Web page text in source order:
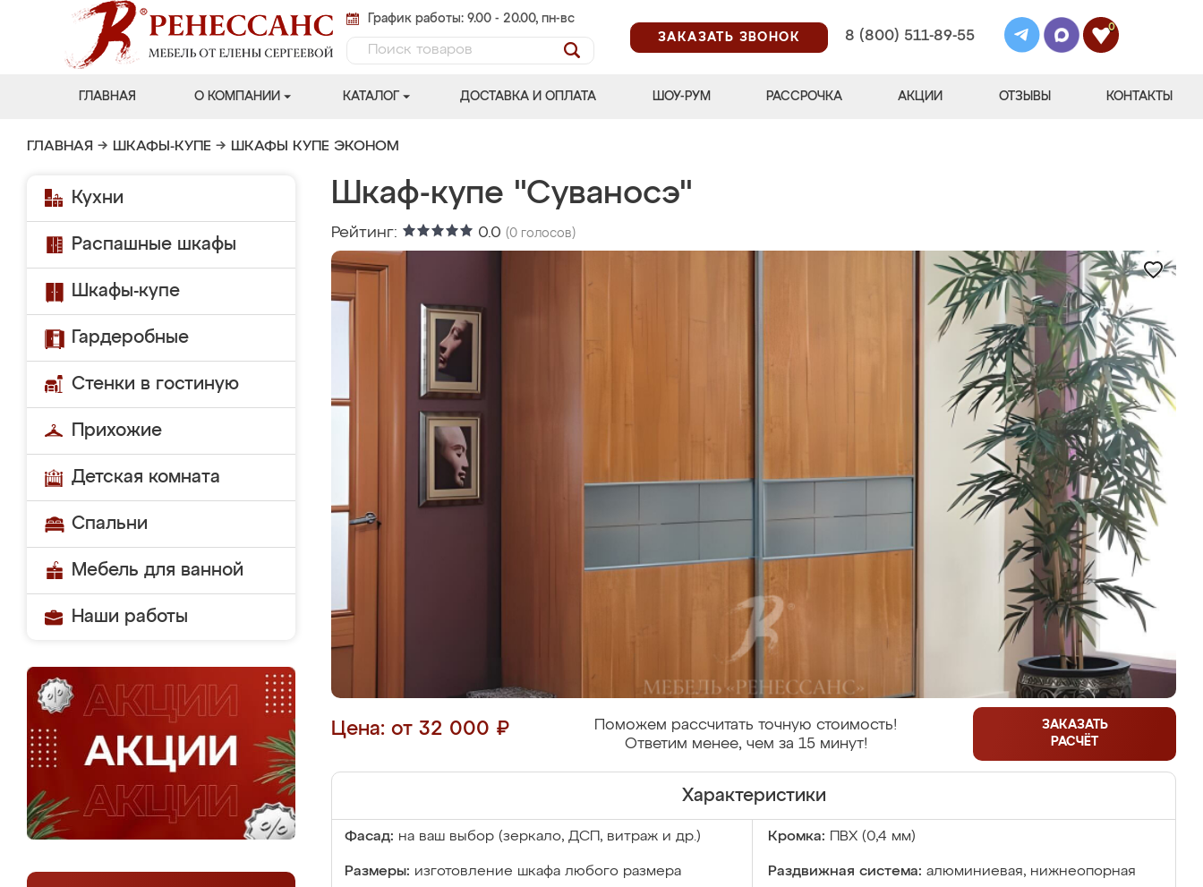
График работы: 9.00 - 20.00, пн-вс
ЗАКАЗАТЬ ЗВОНОК
8 (800) 511-89-55
0
ГЛАВНАЯ О КОМПАНИИ КАТАЛОГ ДОСТАВКА И ОПЛАТА ШОУ-РУМ РАССРОЧКА АКЦИИ ОТЗЫВЫ КОНТАКТЫ
ГЛАВНАЯ → ШКАФЫ-КУПЕ → ШКАФЫ КУПЕ ЭКОНОМ
Кухни
Распашные шкафы
Шкафы-купе
Гардеробные
Стенки в гостиную
Прихожие
Детская комната
Спальни
Мебель для ванной
Наши работы
Шкаф-купе "Суваносэ"
Рейтинг: 0.0 (0 голосов)
Цена: от 32 000 ₽
Поможем рассчитать точную стоимость!
Ответим менее, чем за 15 минут!
ЗАКАЗАТЬ
РАСЧЁТ
Характеристики
Фасад: на ваш выбор (зеркало, ДСП, витраж и др.) Кромка: ПВХ (0,4 мм)
Размеры: изготовление шкафа любого размера Раздвижная система: алюминиевая, нижнеопорная